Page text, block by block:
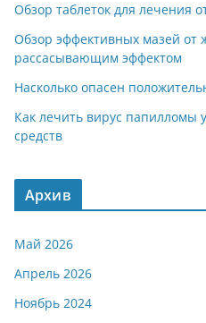
Обзор таблеток для лечения
Обзор эффективных мазей от
рассасывающим эффектом
Насколько опасен
Как лечить вирус папилломы
средств
Архив
Май 2026
Апрель 2026
Ноябрь 2024